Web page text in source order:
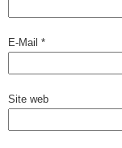
E-Mail *
Site web